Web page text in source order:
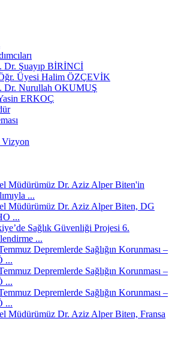
Dr. Şuayıp BİRİNCİ
Üyesi Halim ÖZÇEVİK
Dr. Nurullah OKUMUŞ
ERKOÇ
Müdürümüz Dr. Aziz Alper Biten'in
...
Müdürümüz Dr. Aziz Alper Biten, DG
...
Sağlık Güvenliği Projesi 6.
...
Depremlerde Sağlığın Korunması –
...
Depremlerde Sağlığın Korunması –
...
Depremlerde Sağlığın Korunması –
...
Müdürümüz Dr. Aziz Alper Biten, Fransa